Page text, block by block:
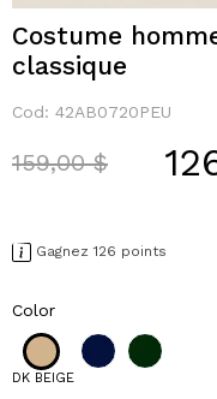
Costume
classique
Cod: 42AB0720PEU
Price reduced
159,00 $to
Gagnez 126 points
Color
DK BEIGE